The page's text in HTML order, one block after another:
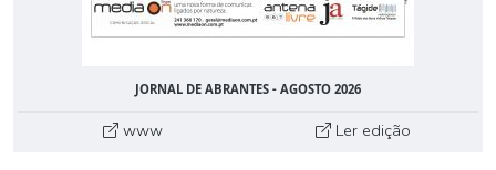
JORNAL DE ABRANTES - AGOSTO 2026
www Ler edição